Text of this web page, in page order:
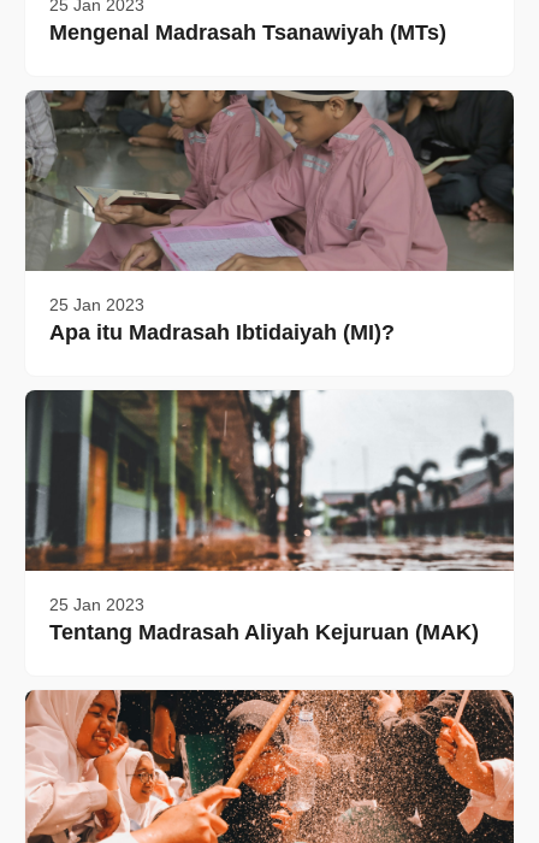
25 Jan 2023
Mengenal Madrasah Tsanawiyah (MTs)
25 Jan 2023
Apa itu Madrasah Ibtidaiyah (MI)?
25 Jan 2023
Tentang Madrasah Aliyah Kejuruan (MAK)